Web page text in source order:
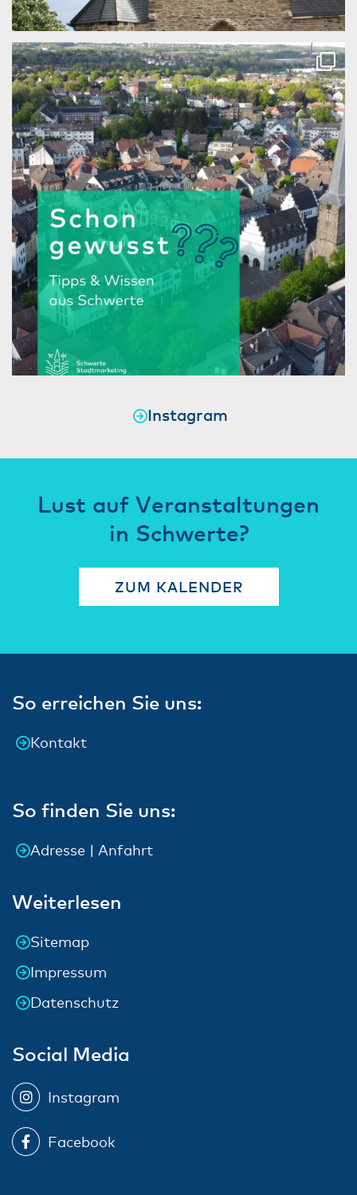
Instagram
Lust auf Veranstaltungen
in Schwerte?
ZUM KALENDER
So erreichen Sie uns:
Kontakt
So finden Sie uns:
Adresse | Anfahrt
Weiterlesen
Sitemap
Impressum
Datenschutz
Social Media
Instagram
Facebook